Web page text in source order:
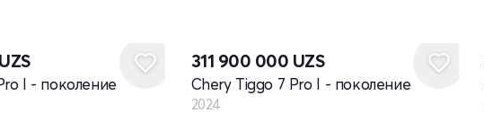
UZS
I - поколение
311 900 000 UZS
Chery Tiggo 7 Pro I - поколение
2024